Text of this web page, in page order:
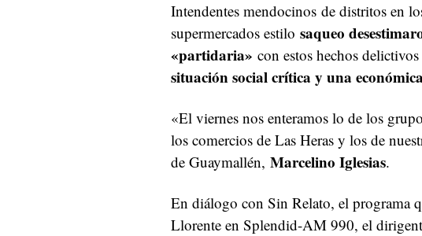
Intendentes mendocinos de distritos en
supermercados estilo saqueo
«partidaria» con estos hechos
situación social crítica y una
«El viernes nos enteramos lo de los
los comercios de Las Heras y los de
de Guaymallén, Marcelino Iglesias.
En diálogo con Sin Relato, el programa
Llorente en Splendid-AM 990, el